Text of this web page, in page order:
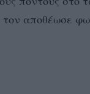
τον αποθέωσε